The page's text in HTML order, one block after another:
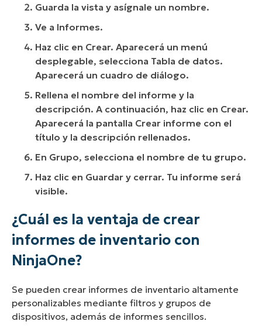
Guarda la vista y asígnale un nombre.
Ve a Informes.
Haz clic en Crear. Aparecerá un menú
desplegable, selecciona Tabla de datos.
Aparecerá un cuadro de diálogo.
Rellena el nombre del informe y la
descripción. A continuación, haz clic en Crear.
Aparecerá la pantalla Crear informe con el
título y la descripción rellenados.
En Grupo, selecciona el nombre de tu grupo.
Haz clic en Guardar y cerrar. Tu informe será
visible.
¿Cuál es la ventaja de crear
informes de inventario con
NinjaOne?
Se pueden crear informes de inventario altamente
personalizables mediante filtros y grupos de
dispositivos, además de informes sencillos.